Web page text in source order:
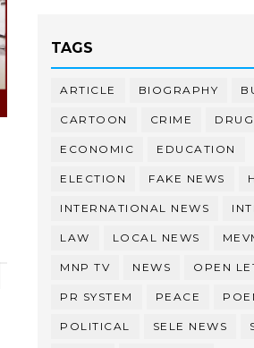
TAGS
ARTICLE BIOGRAPHY
CARTOON CRIME DRUG
ECONOMIC EDUCATION
ELECTION FAKE NEWS
INTERNATIONAL NEWS
LAW LOCAL NEWS
MNP TV NEWS OPEN
PR SYSTEM PEACE
POLITICAL SELE NEWS